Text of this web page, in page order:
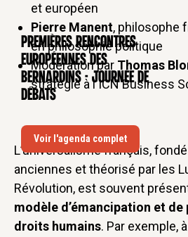
CONFÉRENCE
Premières rencontres
européennes des
Bernardins - Journée de
débats
Voir l'agenda complet
et européen
Pierre Manent, philosophe
en philosophie politique
Modération par Thomas
stratégie à l'ICN Business
L’universalisme français,
anciennes et théorisé par les
Révolution, est souvent
modèle d’émancipation et
droits humains. Par exemple,